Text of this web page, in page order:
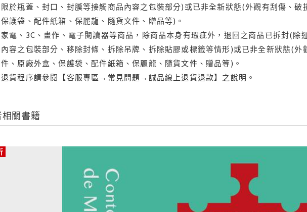
限於瓶蓋、封口、封膜等接觸商品內容之包裝部分)或已非全新狀態(外觀有刮傷、
保護袋、配件紙箱、保麗龍、隨貨文件、贈品等)。
家電、3C、畫作、電子閱讀器等商品，除商品本身有瑕疵外，退回之商品已拆封(
內容之包裝部分、移除封條、拆除吊牌、拆除貼膠或標籤等情形)或已非全新狀態(
件、原廠外盒、保護袋、配件紙箱、保麗龍、隨貨文件、贈品等)。
退貨程序請參閱【客服專區→常見問題→誠品線上退貨退款】之說明。
關書籍